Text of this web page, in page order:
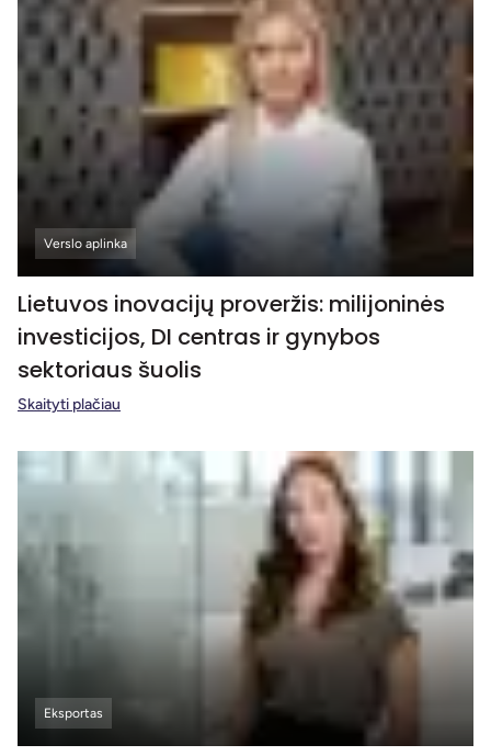
Verslo aplinka
Lietuvos inovacijų proveržis: milijoninės
investicijos, DI centras ir gynybos
sektoriaus šuolis
Skaityti plačiau
Eksportas